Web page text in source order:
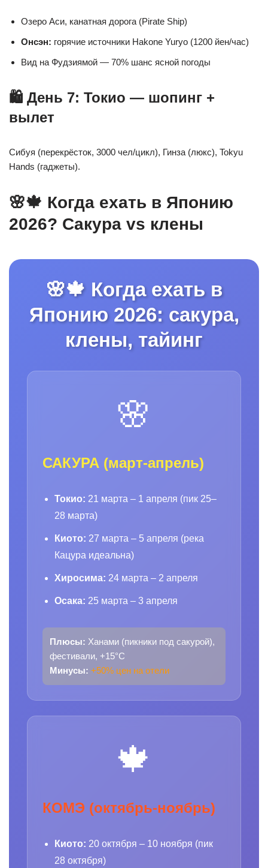
Озеро Аси, канатная дорога (Pirate Ship)
Онсэн: горячие источники Hakone Yuryo (1200 йен/час)
Вид на Фудзиямой — 70% шанс ясной погоды
🛍️ День 7: Токио — шопинг +
вылет
Сибуя (перекрёсток, 3000 чел/цикл), Гинза (люкс), Tokyu
Hands (гаджеты).
🌸🍁 Когда ехать в Японию
2026? Сакура vs клены
🌸🍁 Когда ехать в
Японию 2026: сакура,
клены, тайинг
🌸
САКУРА (март-апрель)
Токио: 21 марта – 1 апреля (пик 25–
28 марта)
Киото: 27 марта – 5 апреля (река
Кацура идеальна)
Хиросима: 24 марта – 2 апреля
Осака: 25 марта – 3 апреля
Плюсы: Ханами (пикники под сакурой),
фестивали, +15°C
Минусы: +50% цен на отели
🍁
КОМЭ (октябрь-ноябрь)
Киото: 20 октября – 10 ноября (пик
28 октября)